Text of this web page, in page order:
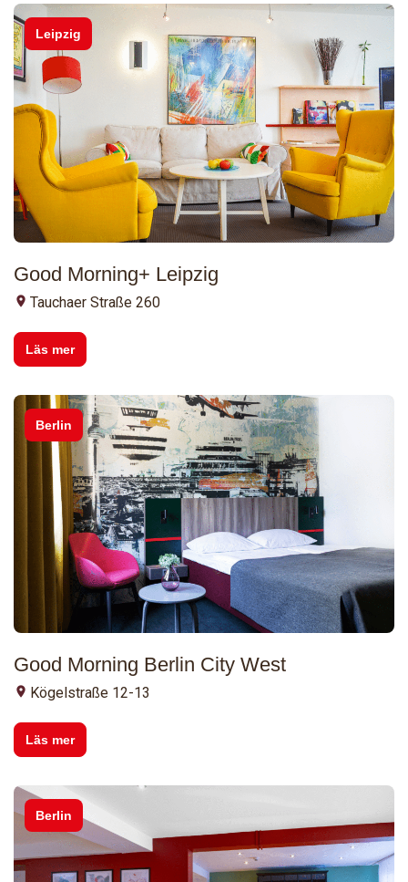
Leipzig
Good Morning+ Leipzig
Tauchaer Straße 260
Läs mer
Berlin
Good Morning Berlin City West
Kögelstraße 12-13
Läs mer
Berlin